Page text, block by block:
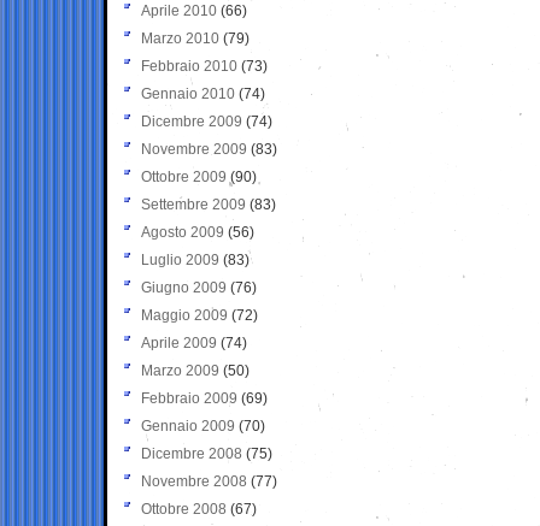
Aprile 2010 (66)
Marzo 2010 (79)
Febbraio 2010 (73)
Gennaio 2010 (74)
Dicembre 2009 (74)
Novembre 2009 (83)
Ottobre 2009 (90)
Settembre 2009 (83)
Agosto 2009 (56)
Luglio 2009 (83)
Giugno 2009 (76)
Maggio 2009 (72)
Aprile 2009 (74)
Marzo 2009 (50)
Febbraio 2009 (69)
Gennaio 2009 (70)
Dicembre 2008 (75)
Novembre 2008 (77)
Ottobre 2008 (67)